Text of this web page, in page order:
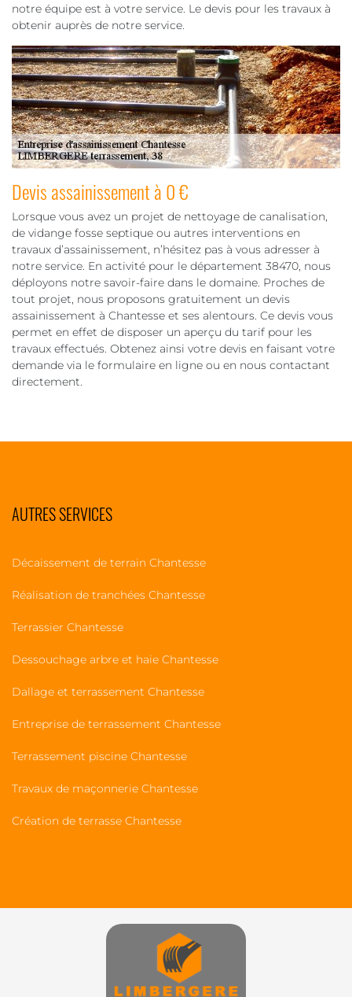
notre équipe est à votre service. Le devis pour les travaux à
obtenir auprès de notre service.
Devis assainissement à 0 €
Lorsque vous avez un projet de nettoyage de canalisation,
de vidange fosse septique ou autres interventions en
travaux d’assainissement, n’hésitez pas à vous adresser à
notre service. En activité pour le département 38470, nous
déployons notre savoir-faire dans le domaine. Proches de
tout projet, nous proposons gratuitement un devis
assainissement à Chantesse et ses alentours. Ce devis vous
permet en effet de disposer un aperçu du tarif pour les
travaux effectués. Obtenez ainsi votre devis en faisant votre
demande via le formulaire en ligne ou en nous contactant
directement.
AUTRES SERVICES
Décaissement de terrain Chantesse
Réalisation de tranchées Chantesse
Terrassier Chantesse
Dessouchage arbre et haie Chantesse
Dallage et terrassement Chantesse
Entreprise de terrassement Chantesse
Terrassement piscine Chantesse
Travaux de maçonnerie Chantesse
Création de terrasse Chantesse